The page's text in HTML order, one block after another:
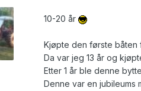
10-20 år
Kjøpte den første båten
Da var jeg 13 år og
Etter 1 år ble denne
Denne var en jubileums